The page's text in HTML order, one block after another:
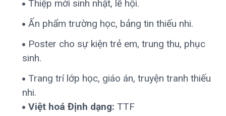
Thiệp mời sinh nhật, lễ hội.
Ấn phẩm trường học, bảng tin thiếu nhi.
Poster cho sự kiện trẻ em, trung thu, phục
sinh.
Trang trí lớp học, giáo án, truyện tranh thiếu
nhi.
Việt hoá Định dạng: TTF